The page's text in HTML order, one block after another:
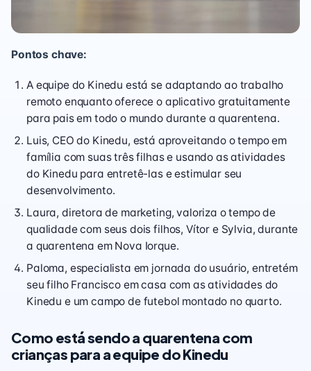
Pontos chave:
A equipe do Kinedu está se adaptando ao trabalho
remoto enquanto oferece o aplicativo gratuitamente
para pais em todo o mundo durante a quarentena.
Luis, CEO do Kinedu, está aproveitando o tempo em
família com suas três filhas e usando as atividades
do Kinedu para entretê-las e estimular seu
desenvolvimento.
Laura, diretora de marketing, valoriza o tempo de
qualidade com seus dois filhos, Vítor e Sylvia, durante
a quarentena em Nova Iorque.
Paloma, especialista em jornada do usuário, entretém
seu filho Francisco em casa com as atividades do
Kinedu e um campo de futebol montado no quarto.
Como está sendo a quarentena com
crianças para a equipe do Kinedu